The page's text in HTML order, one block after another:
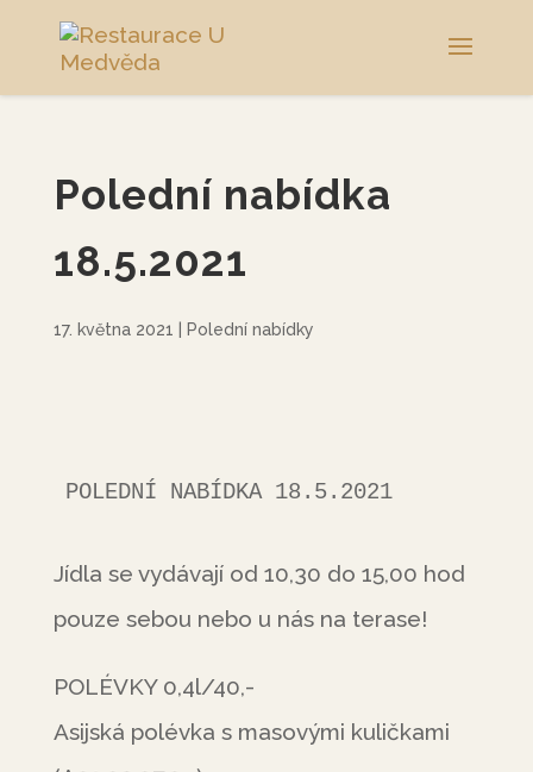
Polední nabídka
18.5.2021
17. května 2021 Polední nabídky
POLEDNÍ NABÍDKA 18.5.2021
Jídla se vydávají od 10,30 do 15,00 hod
pouze sebou nebo u nás na terase!
POLÉVKY 0,4l/40,-
Asijská polévka s masovými kuličkami